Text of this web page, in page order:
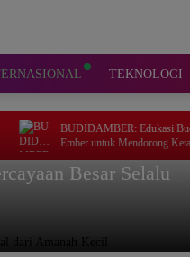
TEKNOLOGI
Edukasi Budidaya Ikan dalam
Ketahanan Pangan Rumah
Mattiro Walie
Besar Selalu